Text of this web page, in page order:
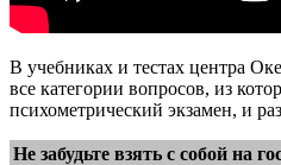
В учебниках и тестах центра
все категории вопросов, из
психометрический экзамен, и
Не забудьте взять с собой на